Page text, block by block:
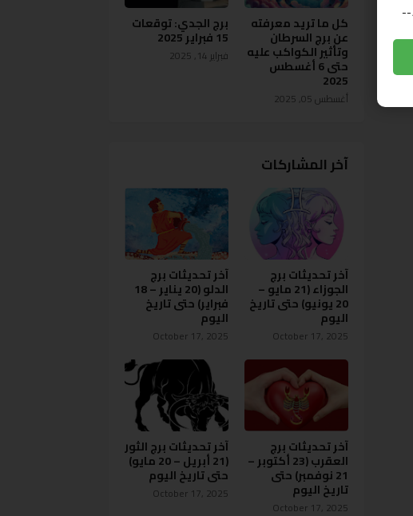
كل ما تريد معرفته
عن برج السرطان
وتأثير الكواكب عليه
حتى 6 أغسطس
2025
أغسطس 05, 2025
برج الجدي: توقعات
15 فبراير 2025
فبراير 14, 2025
آخر المشاركات
آخر تحديثات برج
الجوزاء (21 مايو –
20 يونيو) حتى تاريخ
اليوم
October 17, 2025
آخر تحديثات برج
الدلو (20 يناير – 18
فبراير) حتى تاريخ
اليوم
October 17, 2025
آخر تحديثات برج
العقرب (23 أكتوبر –
21 نوفمبر) حتى
تاريخ اليوم
October 17, 2025
آخر تحديثات برج الثور
(21 أبريل – 20 مايو)
حتى تاريخ اليوم
October 17, 2025